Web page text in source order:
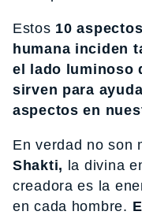
Estos 10
humana inciden
el lado luminoso
sirven para
aspectos en
En verdad no son
Shakti, la divina
creadora es la
en cada hombre.